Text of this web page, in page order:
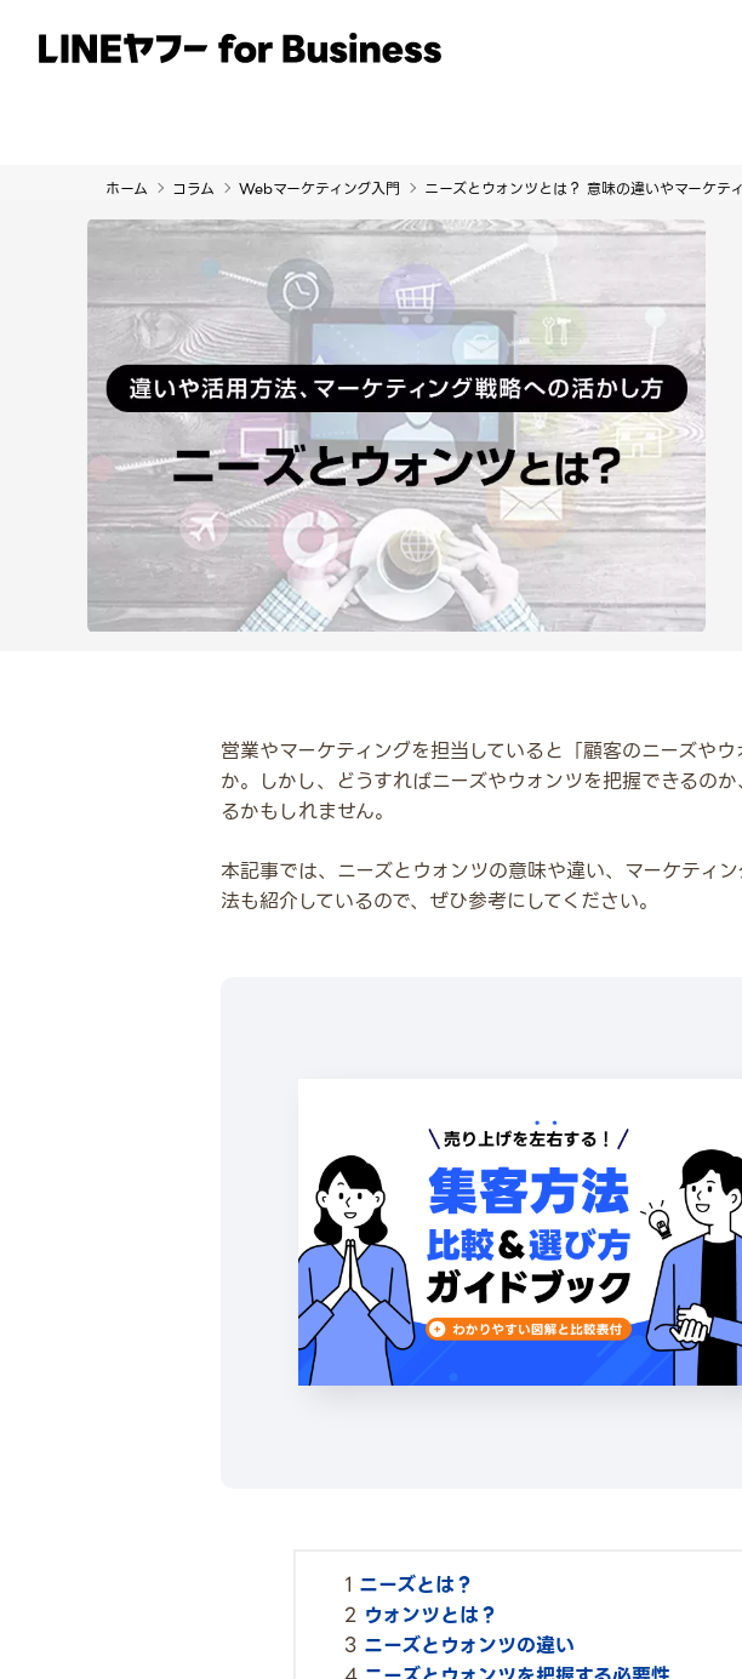
サービス 事例 イベント・セミナー
ホーム コラム Webマーケティング入門 ニーズとウォンツとは？ 意味の違いやマーケテ
営業やマーケティングを担当していると「顧客のニーズや
か。しかし、どうすればニーズやウォンツを把握できるの
るかもしれません。
本記事では、ニーズとウォンツの意味や違い、マーケティ
法も紹介しているので、ぜひ参考にしてください。
ニーズとは？
ウォンツとは？
ニーズとウォンツの違い